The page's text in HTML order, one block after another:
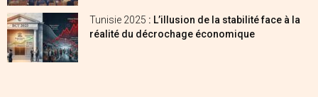
Tunisie 2025 : L’illusion de la stabilité face à la
réalité du décrochage économique